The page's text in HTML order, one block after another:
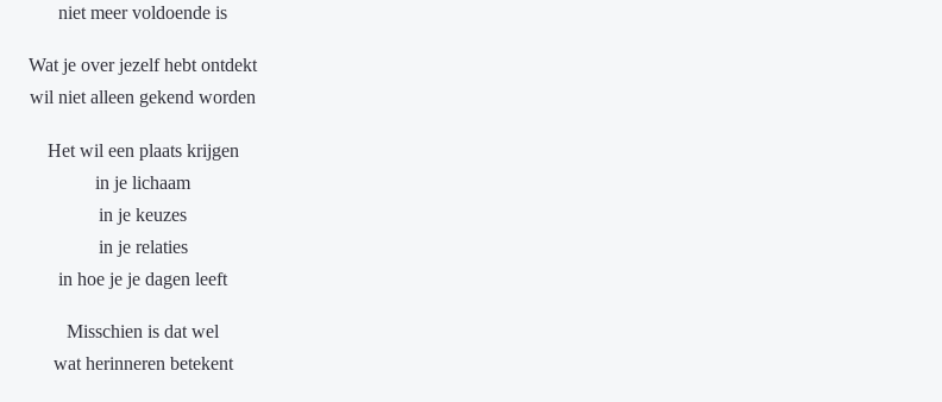
niet meer voldoende is
Wat je over jezelf hebt ontdekt
wil niet alleen gekend worden
Het wil een plaats krijgen
in je lichaam
in je keuzes
in je relaties
in hoe je je dagen leeft
Misschien is dat wel
wat herinneren betekent